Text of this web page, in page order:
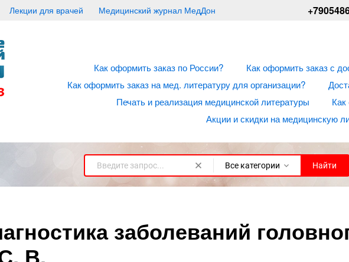
Лекции для врачей Медицинский журнал МедДон
Как оформить заказ по России?
Как оформить заказ с
Как оформить заказ на мед. литературу для организации?
Печать и реализация медицинской литературы
Как
Акции и скидки на медицинскую
Все категории Найти
заболеваний